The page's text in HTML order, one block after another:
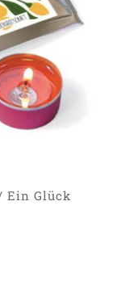
/
Ein Glück